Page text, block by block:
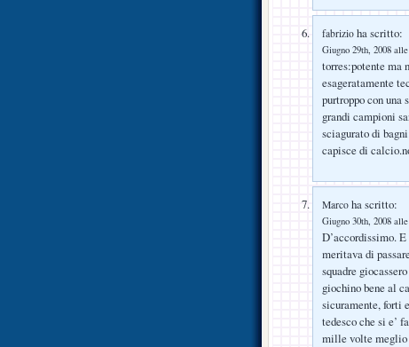
fabrizio ha scritto:
Giugno 29th, 2008
torres:potente ma
esageratamente
purtroppo con
grandi campioni
sciagurato di
capisce di
Marco ha scritto:
Giugno 30th, 2008
D’accordissimo.
meritava di
squadre
giochino bene al
sicuramente, forti
tedesco che si e’
mille volte